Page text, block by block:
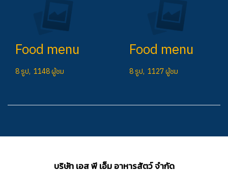
Food menu
8 รูป, 1148 ผู้ชม
Food menu
8 รูป, 1127 ผู้ชม
บริษัท เอส พี เอ็ม อาหารสัตว์ จำกัด